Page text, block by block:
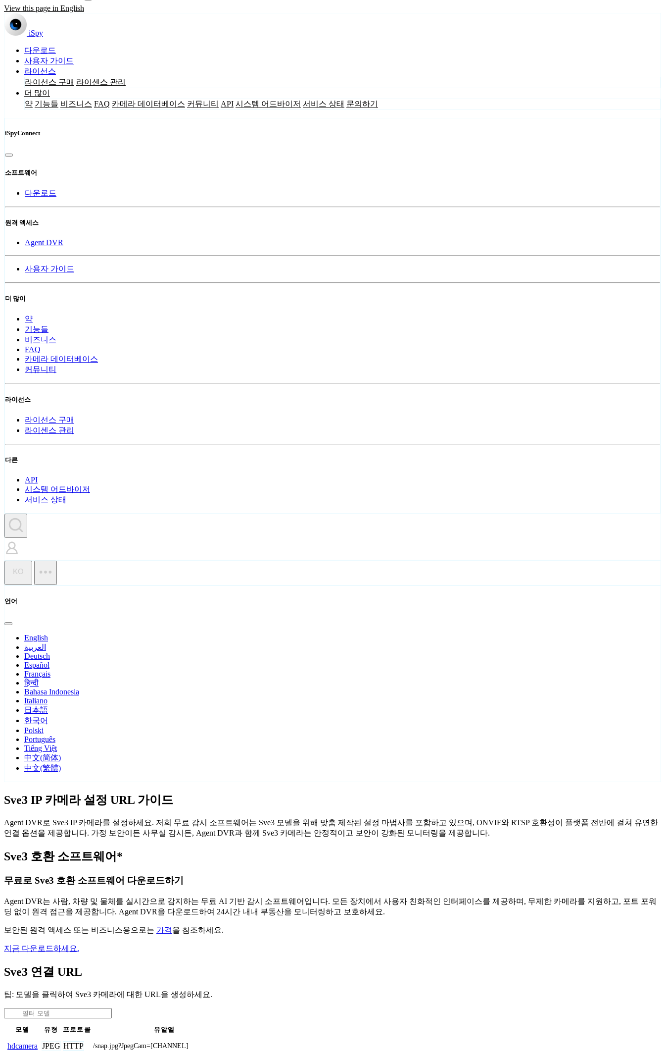
View this page in English
iSpy
다운로드
사용자 가이드
라이선스
라이선스 구매 라이센스 관리
더 많이
약 기능들 비즈니스 FAQ 카메라 데이터베이스 커뮤니티 API 시스템 어드바이저 서비스 상태 문의하기
iSpyConnect
소프트웨어
다운로드
원격 액세스
Agent DVR
사용자 가이드
더 많이
약
기능들
비즈니스
FAQ
카메라 데이터베이스
커뮤니티
라이선스
라이선스 구매
라이센스 관리
다른
API
시스템 어드바이저
서비스 상태
KO
언어
English
العربية
Deutsch
Español
Français
हिन्दी
Bahasa Indonesia
Italiano
日本語
한국어
Polski
Português
Tiếng Việt
中文(简体)
中文(繁體)
Sve3 IP 카메라 설정 URL 가이드
Agent DVR로 Sve3 IP 카메라를 설정하세요. 저희 무료 감시 소프트웨어는 Sve3 모델을 위해 맞춤 제작된 설정 마법사를 포함하고 있으며, ONVIF와 RTSP 호환성이 플랫폼 전반에 걸쳐 유연한
연결 옵션을 제공합니다. 가정 보안이든 사무실 감시든, Agent DVR과 함께 Sve3 카메라는 안정적이고 보안이 강화된 모니터링을 제공합니다.
Sve3 호환 소프트웨어*
무료로 Sve3 호환 소프트웨어 다운로드하기
Agent DVR는 사람, 차량 및 물체를 실시간으로 감지하는 무료 AI 기반 감시 소프트웨어입니다. 모든 장치에서 사용자 친화적인 인터페이스를 제공하며, 무제한 카메라를 지원하고, 포트 포워
딩 없이 원격 접근을 제공합니다. Agent DVR을 다운로드하여 24시간 내내 부동산을 모니터링하고 보호하세요.
보안된 원격 액세스 또는 비즈니스용으로는 가격을 참조하세요.
지금 다운로드하세요.
Sve3 연결 URL
팁: 모델을 클릭하여 Sve3 카메라에 대한 URL을 생성하세요.
모델 유형 프로토콜 유알엘
hdcamera JPEG HTTP /snap.jpg?JpegCam=[CHANNEL]